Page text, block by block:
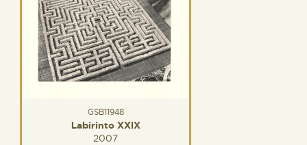
GSB11948
Labirinto XXIX
2007